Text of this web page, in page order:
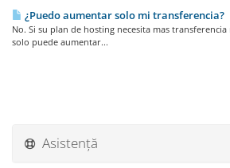
¿Puedo aumentar solo mi transferencia?
No. Si su plan de hosting necesita mas
solo puede aumentar...
Asistență